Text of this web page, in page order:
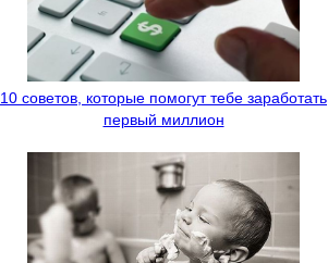
10 советов, которые помогут тебе заработать
первый миллион